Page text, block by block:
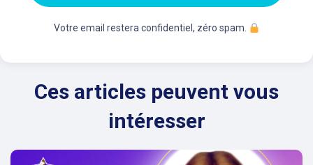
Votre email restera confidentiel, zéro spam.
Ces articles peuvent vous
intéresser